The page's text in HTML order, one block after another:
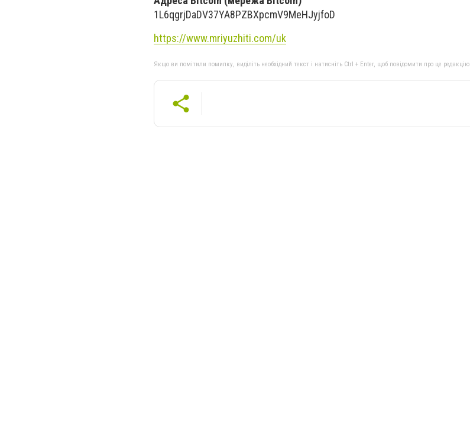
1L6qgrjDaDV37YA8PZBXpcmV9MeHJyjfoD
https://www.mriyuzhiti.com/uk
Якщо ви помітили помилку, виділіть необхідний текст і натисніть Ctrl + Enter, щоб повідомити про це редакцію